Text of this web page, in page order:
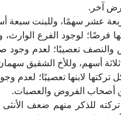
آخر.
عشر سهمًا، وللبنت سبعة
فرضًا؛ لوجود الفرع الوارث،
والنصف تعصيبًا؛ لعدم
أسهم، وللأخ الشقيق
فقط تكون كل تركتها لابنها
أصحاب الفروض والعصبات.
تركته للذكر منهم ضعف